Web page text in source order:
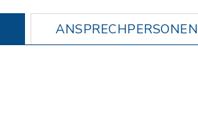
ANSPRECHPERSONEN